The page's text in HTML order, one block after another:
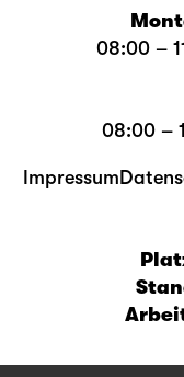
08:00 –
08:00 –
Impressum